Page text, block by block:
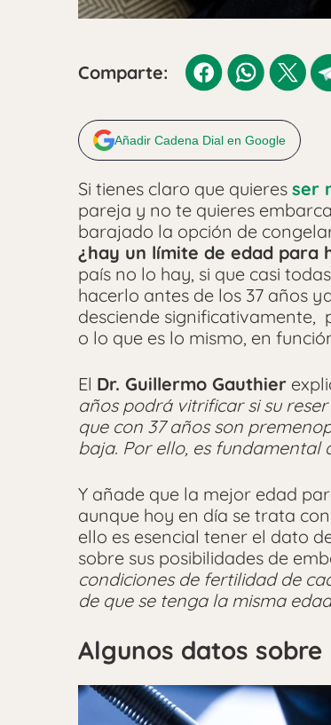
Comparte:
Añadir Cadena Dial en Google
Si tienes claro que quieres ser
pareja y no te quieres
barajado la opción de
¿hay un límite de edad para
país no lo hay, si que casi
hacerlo antes de los 37 años
desciende significativamente,
o lo que es lo mismo, en
El Dr. Guillermo Gauthier
años podrá vitrificar si su
que con 37 años son
baja. Por ello, es fundamental
Y añade que la mejor edad
aunque hoy en día se trata
ello es esencial tener el dato
sobre sus posibilidades de
condiciones de fertilidad de
de que se tenga la misma
Algunos datos